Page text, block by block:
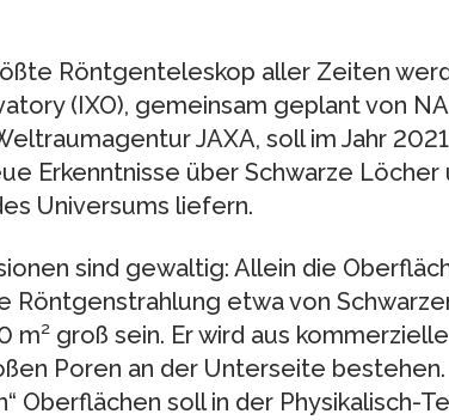
Röntgenteleskop aller Zeiten
(IXO), gemeinsam geplant von
JAXA, soll im Jahr
Erkenntnisse über Schwarze
Universums liefern.
sind gewaltig: Allein die
Röntgenstrahlung etwa von
m² groß sein. Er wird aus
Poren an der Unterseite
Oberflächen soll in der Physikalisch-